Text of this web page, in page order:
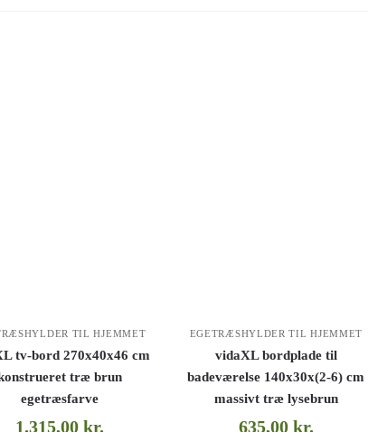
TIL HJEMMET
tv-bord 270x40x46 cm
træ brun
egetræsfarve
1.315,00 kr.
EGETRÆSHYLDER TIL HJEMMET
vidaXL bordplade til
badeværelse 140x30x(2-6) cm
massivt træ lysebrun
635,00 kr.